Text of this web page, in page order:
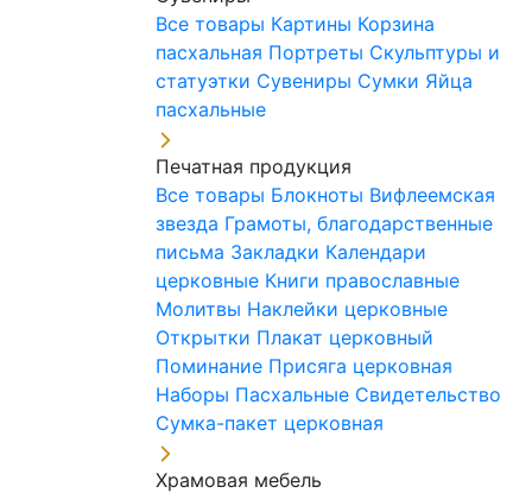
Все товары Картины Корзина
пасхальная Портреты Скульптуры и
статуэтки Сувениры Сумки Яйца
пасхальные
Печатная продукция
Все товары Блокноты Вифлеемская
звезда Грамоты, благодарственные
письма Закладки Календари
церковные Книги православные
Молитвы Наклейки церковные
Открытки Плакат церковный
Поминание Присяга церковная
Наборы Пасхальные Свидетельство
Сумка-пакет церковная
Храмовая мебель